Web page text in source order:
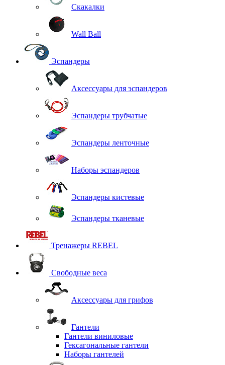
Скакалки
Wall Ball
Эспандеры
Аксессуары для эспандеров
Эспандеры трубчатые
Эспандеры ленточные
Наборы эспандеров
Эспандеры кистевые
Эспандеры тканевые
Тренажеры REBEL
Свободные веса
Аксессуары для грифов
Гантели
Гантели виниловые
Гексагональные гантели
Наборы гантелей